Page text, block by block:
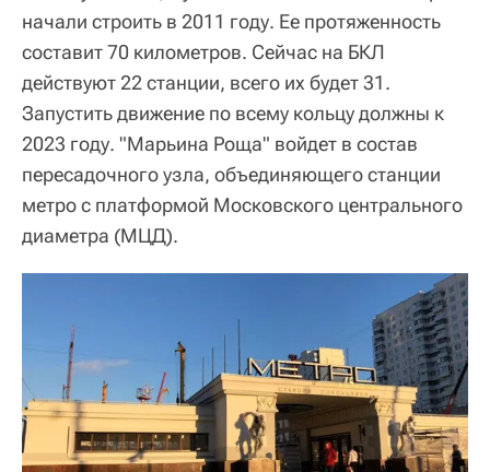
начали строить в 2011 году. Ее протяженность
составит 70 километров. Сейчас на БКЛ
действуют 22 станции, всего их будет 31.
Запустить движение по всему кольцу должны к
2023 году. "Марьина Роща" войдет в состав
пересадочного узла, объединяющего станции
метро с платформой Московского центрального
диаметра (МЦД).